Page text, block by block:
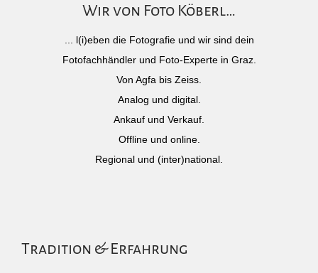
Wir von Foto Köberl…
... l(i)eben die Fotografie und wir sind dein
Fotofachhändler und Foto-Experte in Graz.
Von Agfa bis Zeiss.
Analog und digital.
Ankauf und Verkauf.
Offline und online.
Regional und (inter)national.
Tradition & Erfahrung